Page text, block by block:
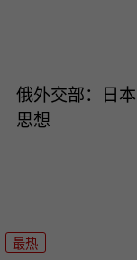
俄外交部：日
思想
最热